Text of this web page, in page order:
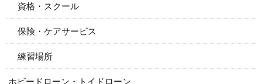
資格・スクール
保険・ケアサービス
練習場所
ホビードローン・トイドローン